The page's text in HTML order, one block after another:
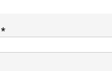
須)